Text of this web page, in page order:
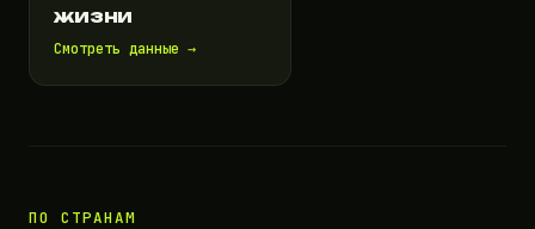
жизни
Смотреть данные →
ПО СТРАНАМ